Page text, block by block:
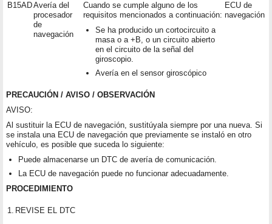
B15ADAvería del
procesador
de
navegación
Cuando se cumple alguno de los
requisitos mencionados a continuación:
Se ha producido un cortocircuito a
masa o a +B, o un circuito abierto
en el circuito de la señal del
giroscopio.
Avería en el sensor giroscópico
ECU de
navegación
PRECAUCIÓN / AVISO / OBSERVACIÓN
AVISO:
Al sustituir la ECU de navegación, sustitúyala siempre por una nueva. Si
se instala una ECU de navegación que previamente se instaló en otro
vehículo, es posible que suceda lo siguiente:
Puede almacenarse un DTC de avería de comunicación.
La ECU de navegación puede no funcionar adecuadamente.
PROCEDIMIENTO
1. REVISE EL DTC